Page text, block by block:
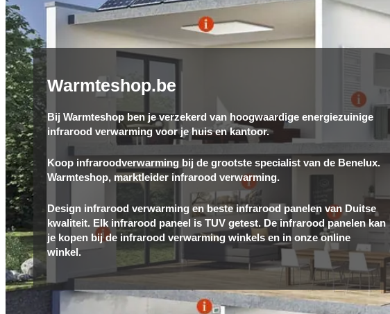
Warmteshop.be
Bij Warmteshop ben je verzekerd van hoogwaardige energiezuinige
infrarood verwarming voor je huis en kantoor.
Koop infraroodverwarming bij de grootste specialist van de Benelux.
Warmteshop, marktleider infrarood verwarming.
Design infrarood verwarming en beste infrarood panelen van Duitse
kwaliteit. Elk infrarood paneel is TUV getest. De infrarood panelen kan
je kopen bij de infrarood verwarming winkels en in onze online
winkel.